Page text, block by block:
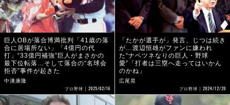
巨人OBが落合博満批判「41歳の落
合に居場所ない」「4億円の代
打」“33億円補強”巨人がまさかの
最下位転落…そして落合の“名球会
拒否”事件が起きた
中溝康隆
プロ野球 2025/02/16
「たかが選手が」発言、じつは続き
が…渡辺恒雄がファンに嫌われ
た“ナベツネなりの巨人・野球
愛”「打者は三塁へ走ってはいかん
のかね」
広尾晃
プロ野球 2024/12/20